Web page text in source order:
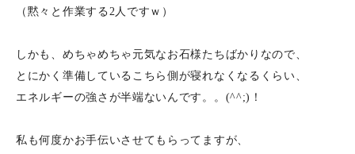
（黙々と作業する2人ですｗ）
しかも、めちゃめちゃ元気なお石様たちばかりなので、
とにかく準備しているこちら側が寝れなくなるくらい、
エネルギーの強さが半端ないんです。。(^^;)！
私も何度かお手伝いさせてもらってますが、